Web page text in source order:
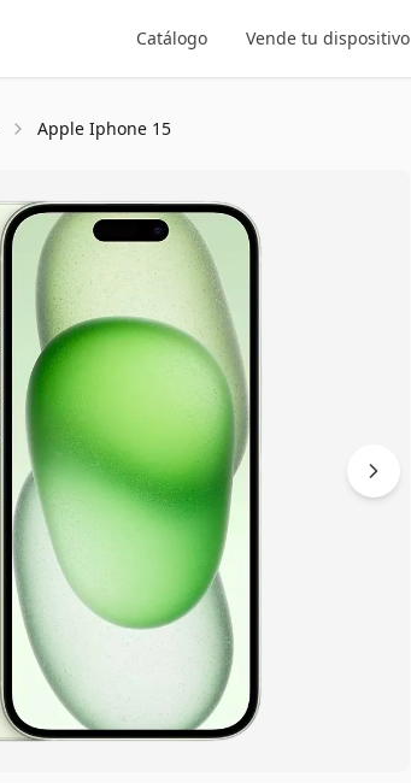
Catálogo Vende tu dispositivo
Apple Iphone 15